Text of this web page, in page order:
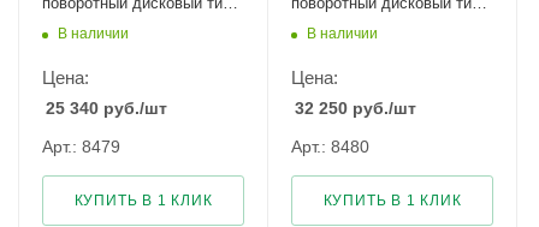
027W Ду-1000 Ру-25
В наличии
Цена:
25 340 руб./шт
Арт.: 8479
КУПИТЬ В 1 КЛИК
027W Ду-1200 Ру-16
В наличии
Цена:
32 250 руб./шт
Арт.: 8480
КУПИТЬ В 1 КЛИК